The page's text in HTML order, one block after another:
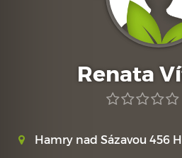
Renata
Hamry nad Sázavou 456